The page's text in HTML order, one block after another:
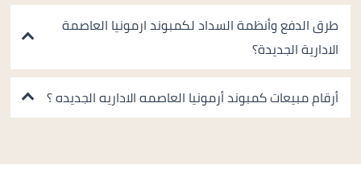
طرق الدفع وأنظمة السداد لكمبوند ارمونيا العاصمة
الادارية الجديدة؟
أرقام مبيعات كمبوند أرمونيا العاصمه الاداريه الجديده ؟